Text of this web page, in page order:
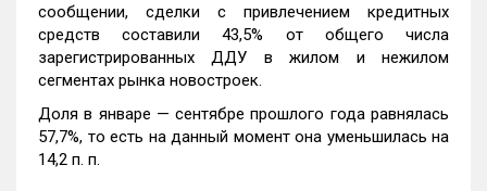
сообщении, сделки с привлечением кредитных
средств составили 43,5% от общего числа
зарегистрированных ДДУ в жилом и нежилом
сегментах рынка новостроек.
Доля в январе — сентябре прошлого года равнялась
57,7%, то есть на данный момент она уменьшилась на
14,2 п. п.